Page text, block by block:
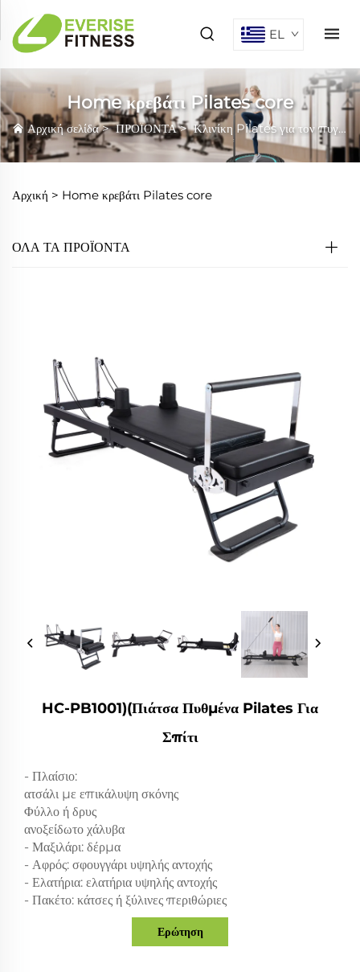
EL
Home κρεβάτι Pilates core
Αρχική σελίδα>ΠΡΟΪΟΝΤΑ>Κλινίκη Pilates για τον πυγμό
Αρχική > Home κρεβάτι Pilates core
ΟΛΑ ΤΑ ΠΡΟΪΟΝΤΑ
HC-PB1001)(Πιάτσα Πυθμένα Pilates Για
Σπίτι
- Πλαίσιο:
ατσάλι με επικάλυψη σκόνης
Φύλλο ή δρυς
ανοξείδωτο χάλυβα
- Μαξιλάρι: δέρμα
- Αφρός: σφουγγάρι υψηλής αντοχής
- Ελατήρια: ελατήρια υψηλής αντοχής
- Πακέτο: κάτσες ή ξύλινες περιθώριες
Ερώτηση